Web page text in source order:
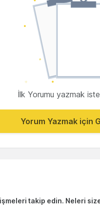
İlk Yorumu yazmak
Yorum Yazmak için
takip edin. Neleri